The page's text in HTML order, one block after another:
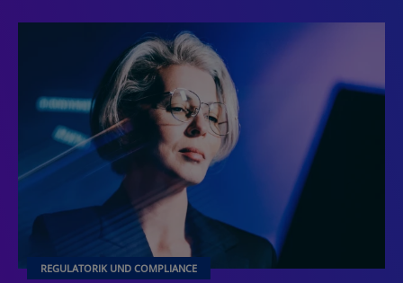
REGULATORIK UND COMPLIANCE